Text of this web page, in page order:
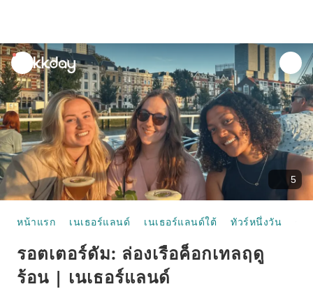
unread
notifications
5
หน้าแรก เนเธอร์แลนด์ เนเธอร์แลนด์ใต้ ทัวร์หนึ่งวัน
รอตเตอร์ดัม: ล่องเรือค็อกเทลฤดู
ร้อน | เนเธอร์แลนด์